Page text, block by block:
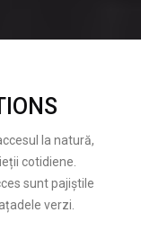
la natură,
cotidiene.
sunt pajiștile
verzi.